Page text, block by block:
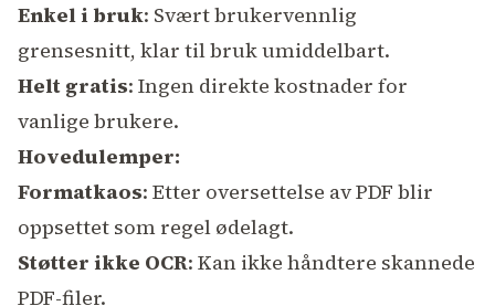
Enkel i bruk: Svært brukervennlig
grensesnitt, klar til bruk umiddelbart.
Helt gratis: Ingen direkte kostnader for
vanlige brukere.
Hovedulemper:
Formatkaos: Etter oversettelse av PDF blir
oppsettet som regel ødelagt.
Støtter ikke OCR: Kan ikke håndtere skannede
PDF-filer.